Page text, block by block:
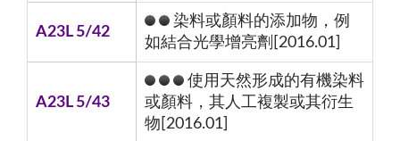
A23L 5/42
染料或顏料的添加物，例
如結合光學增亮劑[2016.01]
A23L 5/43
使用天然形成的有機染料
或顏料，其人工複製或其衍生
物[2016.01]